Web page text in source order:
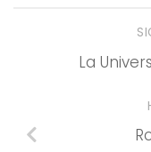
La